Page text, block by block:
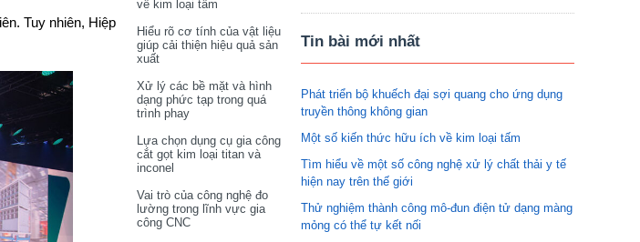
về kim loại tấm
Hiểu rõ cơ tính của vật liệu
giúp cải thiện hiệu quả sản
xuất
Xử lý các bề mặt và hình
dạng phức tạp trong quá
trình phay
Lựa chọn dụng cụ gia công
cắt gọt kim loại titan và
inconel
Vai trò của công nghệ đo
lường trong lĩnh vực gia
công CNC
Tin bài mới nhất
Phát triển bộ khuếch đại sợi quang cho ứng dụng
truyền thông không gian
Một số kiến thức hữu ích về kim loại tấm
Tìm hiểu về một số công nghệ xử lý chất thải y tế
hiện nay trên thế giới
Thử nghiệm thành công mô-đun điện tử dạng màng
mỏng có thể tự kết nối